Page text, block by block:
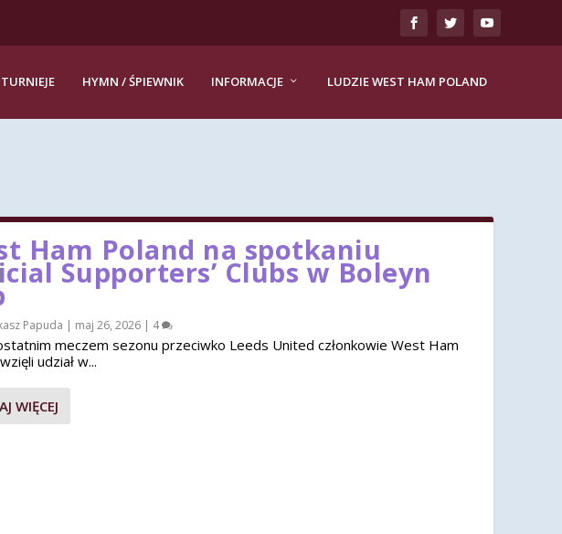
HYMN / ŚPIEWNIK INFORMACJE LUDZIE WEST HAM POLAND
Ham Poland na spotkaniu
Supporters’ Clubs w Boleyn
Papuda | maj 26, 2026 | 4
meczem sezonu przeciwko Leeds United członkowie West Ham
udział w...
WIĘCEJ